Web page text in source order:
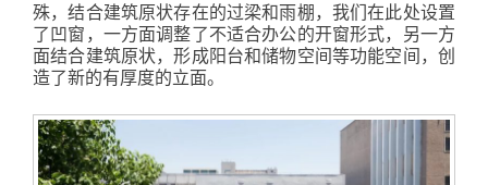
殊，结合建筑原状存在的过梁和雨棚，我们在此处设置
了凹窗，一方面调整了不适合办公的开窗形式，另一方
面结合建筑原状，形成阳台和储物空间等功能空间，创
造了新的有厚度的立面。